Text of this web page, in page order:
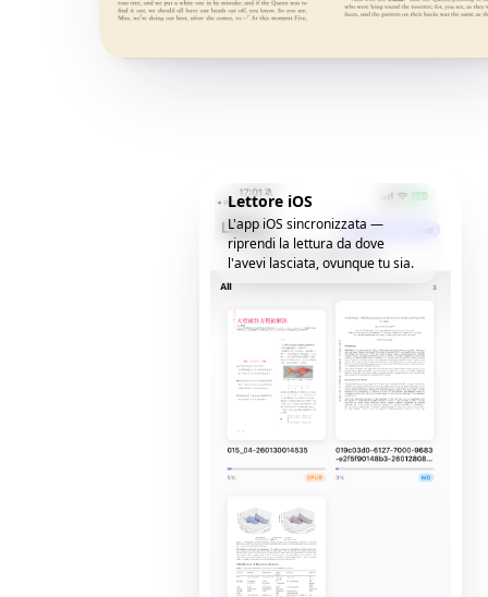
Lettore iOS
L'app iOS sincronizzata —
riprendi la lettura da dove
l'avevi lasciata, ovunque tu sia.